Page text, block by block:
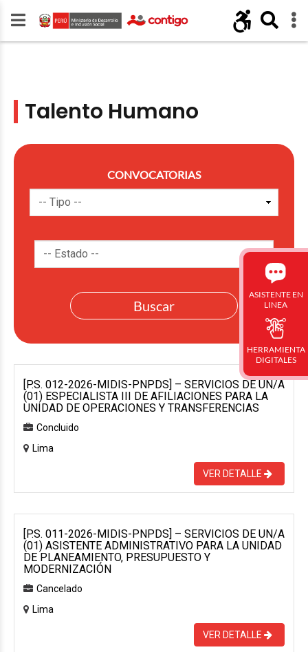
Talento Humano
CONVOCATORIAS
[P.S. 012-2026-MIDIS-PNPDS] – SERVICIOS DE UN/A
(01) ESPECIALISTA III DE AFILIACIONES PARA LA
UNIDAD DE OPERACIONES Y TRANSFERENCIAS
Concluido
Lima
VER DETALLE
[P.S. 011-2026-MIDIS-PNPDS] – SERVICIOS DE UN/A
(01) ASISTENTE ADMINISTRATIVO PARA LA UNIDAD
DE PLANEAMIENTO, PRESUPUESTO Y
MODERNIZACIÓN
Cancelado
Lima
VER DETALLE
ASISTENTE EN
LINEA
HERRAMIENTA
DIGITALES